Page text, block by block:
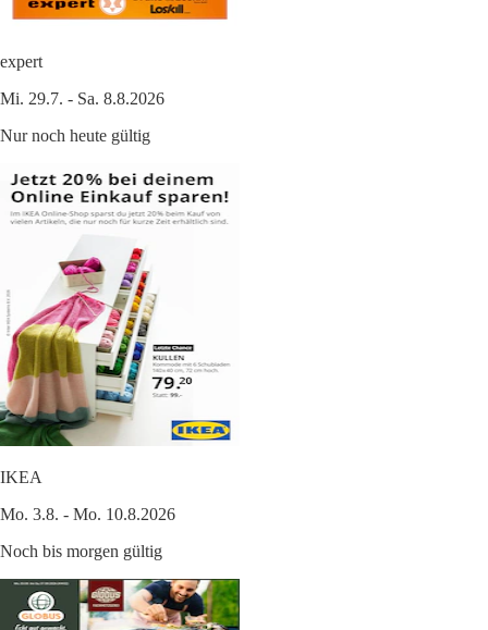
expert
Mi. 29.7. - Sa. 8.8.2026
Nur noch heute gültig
IKEA
Mo. 3.8. - Mo. 10.8.2026
Noch bis morgen gültig